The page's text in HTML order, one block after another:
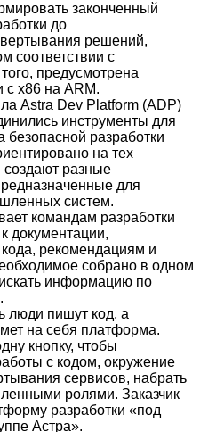
законченный
до
решений,
соответствии с
предусмотрена
с х86 на ARM.
Astra Dev Platform (ADP)
инструменты для
безопасной разработки
на тех
создают разные
для
систем.
командам разработки
документации,
рекомендациям и
собрано в одном
информацию по
люди пишут код, а
на себя платформа.
кнопку, чтобы
с кодом, окружение
сервисов, набрать
ролями. Заказчик
разработки «под
Астра».